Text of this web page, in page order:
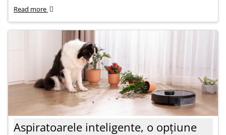
Read more
Aspiratoarele inteligente, o opțiune